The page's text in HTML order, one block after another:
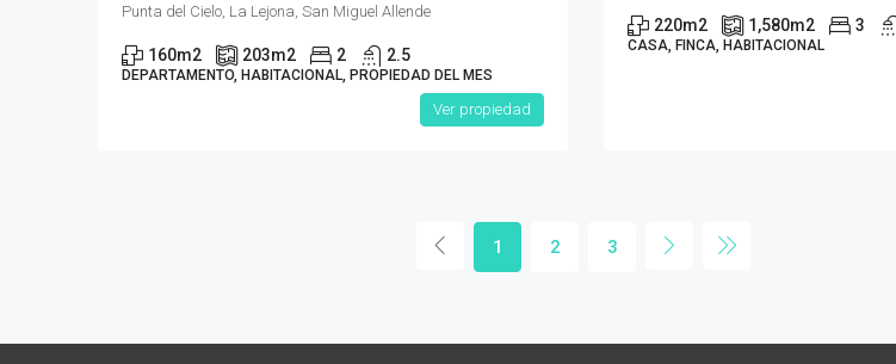
Punta del Cielo, La Lejona, San Miguel Allende
160m2 203m2 2 2.5
DEPARTAMENTO, HABITACIONAL, PROPIEDAD DEL MES
Ver propiedad
220m2 1,580m2 3
CASA, FINCA, HABITACIONAL
1 2 3